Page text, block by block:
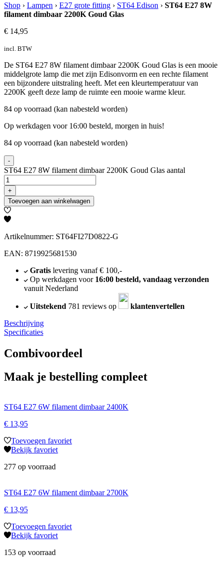
Shop › Lampen › E27 grote fitting › ST64 Edison › ST64 E27 8W
filament dimbaar 2200K Goud Glas
€ 14,95
incl. BTW
De ST64 E27 8W filament dimbaar 2200K Goud Glas is een mooie
middelgrote lamp die met zijn Edisonvorm en een rechte filament
een bijzondere uitstraling heeft. Met een kleurtemperatuur van
2200K geeft deze lamp de ruimte een mooie warme kleur.
84 op voorraad (kan nabesteld worden)
Op werkdagen voor 16:00 besteld, morgen in huis!
84 op voorraad (kan nabesteld worden)
-
ST64 E27 8W filament dimbaar 2200K Goud Glas aantal
+
Toevoegen aan winkelwagen
Artikelnummer: ST64FI27D0822-G
EAN: 8719925681530
Gratislevering vanaf € 100,-
Op werkdagen voor 16:00 besteld, vandaag verzonden
vanuit Nederland
Uitstekend 781 reviews op
klantenvertellen
Beschrijving
Specificaties
Combivoordeel
Maak je bestelling compleet
ST64 E27 6W filament dimbaar 2400K
€ 13,95
Toevoegen favoriet
Bekijk favoriet
277 op voorraad
ST64 E27 6W filament dimbaar 2700K
€ 13,95
Toevoegen favoriet
Bekijk favoriet
153 op voorraad